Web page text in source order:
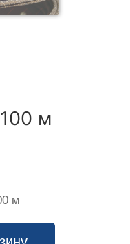
м
м